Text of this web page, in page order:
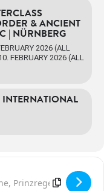
& ANCIENT
| NÜRNBERG
2026 (ALL
FEBRUARY 2026 (ALL
INTERNATIONAL
en danse |
- Les Nations en